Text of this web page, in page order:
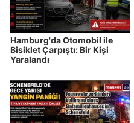
Hamburg'da Otomobil ile
Bisiklet Çarpıştı: Bir Kişi
Yaralandı